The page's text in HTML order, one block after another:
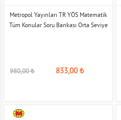
Metropol Yayınları TR YÖS Matematik
Tüm Konular Soru Bankası Orta Seviye
980,00₺ 833,00₺